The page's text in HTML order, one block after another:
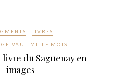
LIVRES
VAUT MILLE MOTS
livre du Saguenay en
images